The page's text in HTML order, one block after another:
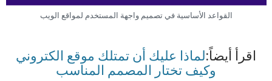
القواعد الأساسية في تصميم واجهة المستخدم لمواقع الويب
اقرأ أيضاً:لماذا عليك أن تمتلك موقع الكتروني
وكيف تختار المصمم المناسب